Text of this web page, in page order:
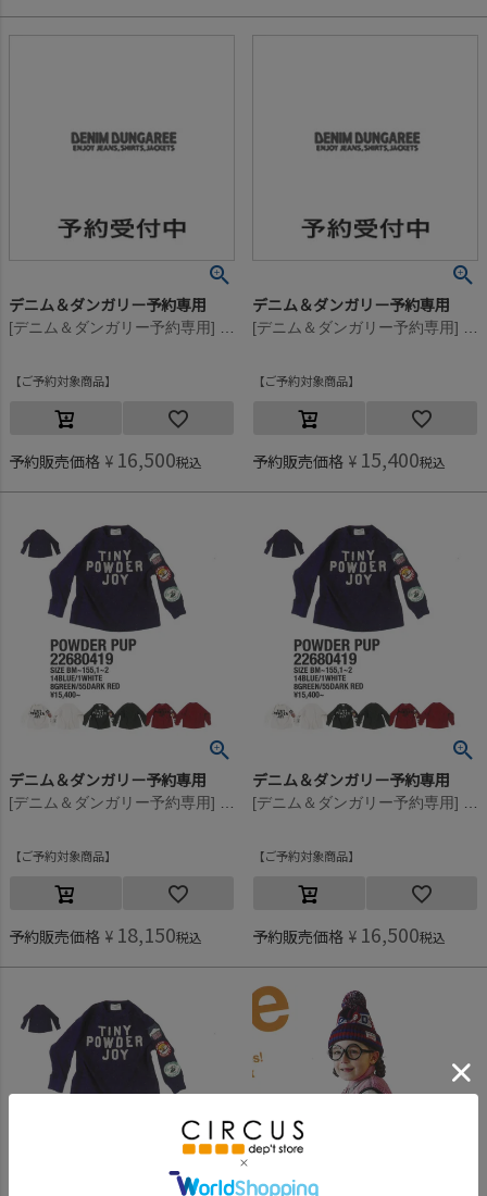
デニム＆ダンガリー予約専用
ご予約対象商品
予約販売価格 ¥ 16,500税込
デニム＆ダンガリー予約専用
ご予約対象商品
予約販売価格 ¥ 15,400税込
デニム＆ダンガリー予約専用
ご予約対象商品
予約販売価格 ¥ 18,150税込
デニム＆ダンガリー予約専用
ご予約対象商品
予約販売価格 ¥ 16,500税込